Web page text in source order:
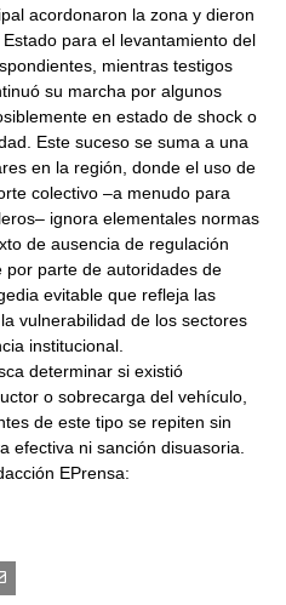
acordonaron la zona y dieron
para el levantamiento del
mientras testigos
su marcha por algunos
en estado de shock o
Este suceso se suma a una
en la región, donde el uso de
colectivo –a menudo para
ignora elementales normas
de ausencia de regulación
por parte de autoridades de
evitable que refleja las
vulnerabilidad de los sectores
institucional.
determinar si existió
o sobrecarga del vehículo,
de este tipo se repiten sin
efectiva ni sanción disuasoria.
EPrensa: